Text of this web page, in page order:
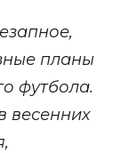
планы
футбола.
весенних